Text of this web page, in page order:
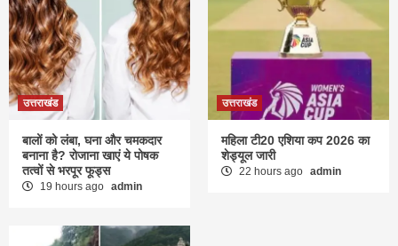
उत्तराखंड
बालों को लंबा, घना और चमकदार
बनाना है? रोजाना खाएं ये पोषक
तत्वों से भरपूर फूड्स
19 hours ago admin
उत्तराखंड
महिला टी20 एशिया कप 2026 का
शेड्यूल जारी
22 hours ago admin